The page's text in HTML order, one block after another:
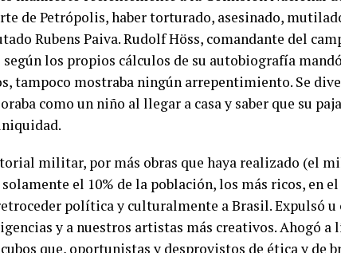
de Petrópolis, haber torturado, asesinado,
Rubens Paiva. Rudolf Höss, comandante del
los propios cálculos de su autobiografía
tampoco mostraba ningún arrepentimiento. Se
como un niño al llegar a casa y saber que su
militar, por más obras que haya realizado (el
el 10% de la población, los más ricos, en
política y culturalmente a Brasil. Expulsó u
y a nuestros artistas más creativos. Ahogó a
que, oportunistas y desprovistos de ética y de